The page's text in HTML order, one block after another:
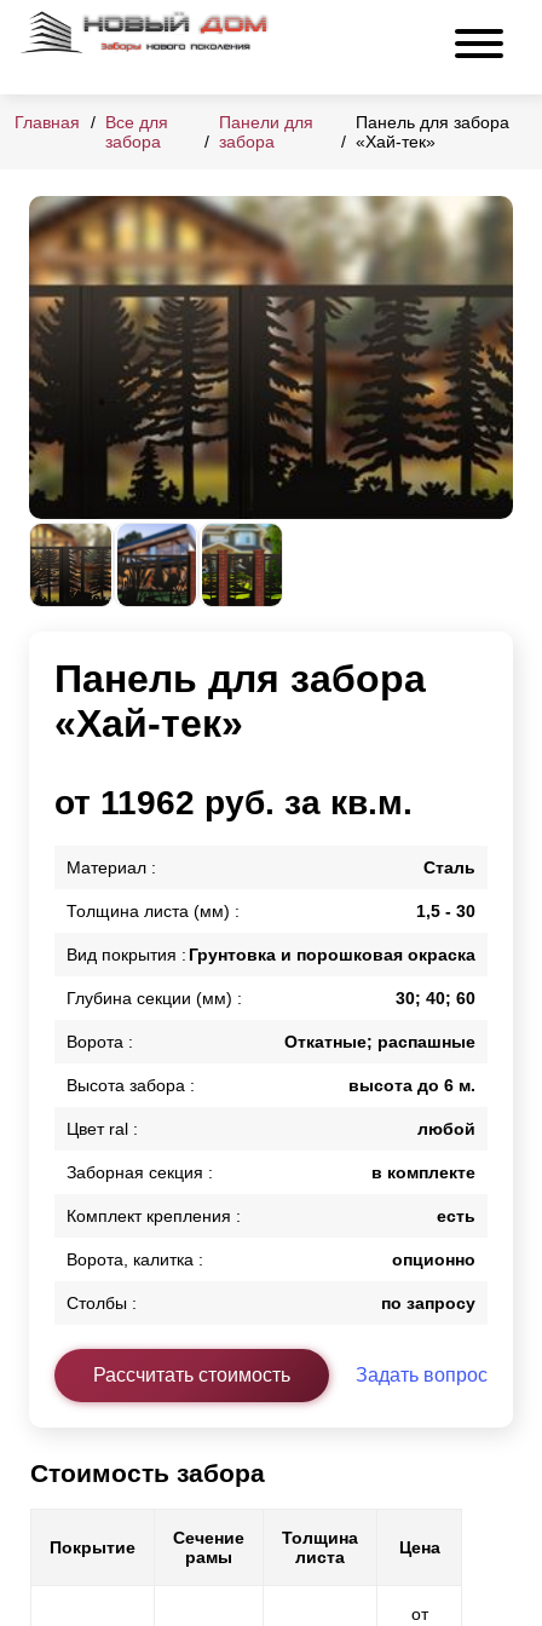
Главная
Все для
забора
Панели для
забора
Панель для забора
«Хай-тек»
Панель для забора
«Хай-тек»
от 11962 руб. за кв.м.
Материал : Сталь
Толщина листа (мм) : 1,5 - 30
Вид покрытия : Грунтовка и порошковая окраска
Глубина секции (мм) : 30; 40; 60
Ворота : Откатные; распашные
Высота забора : высота до 6 м.
Цвет ral : любой
Заборная секция : в комплекте
Комплект крепления : есть
Ворота, калитка : опционно
Столбы : по запросу
Рассчитать стоимость Задать вопрос
Стоимость забора
Покрытие
Сечение
рамы
Толщина
листа
Цена
от